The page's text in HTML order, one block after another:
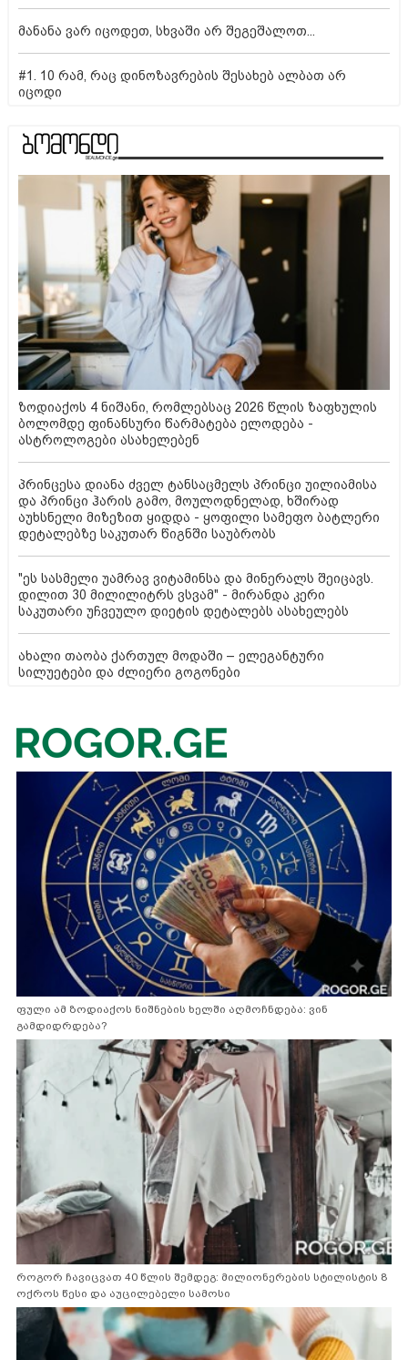
მანანა ვარ იცოდეთ, სხვაში არ შეგეშალოთ...
#1. 10 რამ, რაც დინოზავრების შესახებ ალბათ არ
იცოდი
ზოდიაქოს 4 ნიშანი, რომლებსაც 2026 წლის ზაფხულის
ბოლომდე ფინანსური წარმატება ელოდება -
ასტროლოგები ასახელებენ
პრინცესა დიანა ძველ ტანსაცმელს პრინცი უილიამისა
და პრინცი ჰარის გამო, მოულოდნელად, ხშირად
აუხსნელი მიზეზით ყიდდა - ყოფილი სამეფო ბატლერი
დეტალებზე საკუთარ წიგნში საუბრობს
"ეს სასმელი უამრავ ვიტამინსა და მინერალს შეიცავს.
დილით 30 მილილიტრს ვსვამ" - მირანდა კერი
საკუთარი უჩვეულო დიეტის დეტალებს ასახელებს
ახალი თაობა ქართულ მოდაში – ელეგანტური
სილუეტები და ძლიერი გოგონები
ფული ამ ზოდიაქოს ნიშნების ხელში აღმოჩნდება: ვინ
გამდიდრდება?
როგორ ჩავიცვათ 40 წლის შემდეგ: მილიონერების სტილისტის 8
ოქროს წესი და აუცილებელი სამოსი